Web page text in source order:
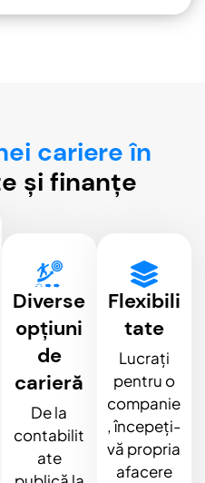
cariere în
și finanțe
Diverse
opțiuni
de
carieră
De la
contabilit
ate
Flexibili
tate
Lucrați
pentru o
companie
, începeți-
vă propria
afacere